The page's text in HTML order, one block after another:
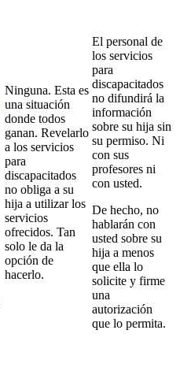
Ninguna. Esta es
una situación
donde todos
ganan. Revelarlo
a los servicios
para
discapacitados
no obliga a su
hija a utilizar los
servicios
ofrecidos. Tan
solo le da la
opción de
hacerlo.
El personal de
los servicios
para
discapacitados
no difundirá la
información
sobre su hija sin
su permiso. Ni
con sus
profesores ni
con usted.
De hecho, no
hablarán con
usted sobre su
hija a menos
que ella lo
solicite y firme
una
autorización
que lo permita.